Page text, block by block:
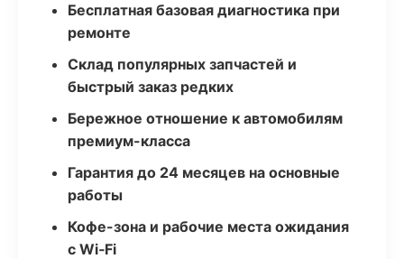
Бесплатная базовая диагностика при
ремонте
Склад популярных запчастей и
быстрый заказ редких
Бережное отношение к автомобилям
премиум-класса
Гарантия до 24 месяцев на основные
работы
Кофе-зона и рабочие места ожидания
с Wi‑Fi